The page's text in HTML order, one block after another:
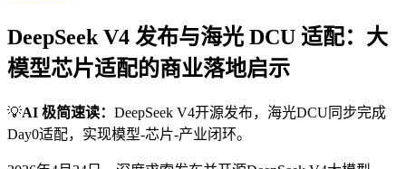
DeepSeek V4 发布与海光 DCU 适配：大
模型芯片适配的商业落地启示
💡AI 极简速读： DeepSeek V4开源发布，海光DCU同步完成
Day0适配，实现模型-芯片-产业闭环。